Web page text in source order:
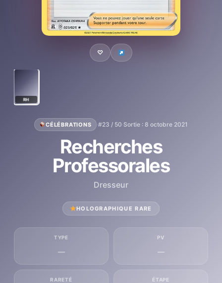
♡
RH
CÉLÉBRATIONS ·#23 / 50·Sortie : 8 octobre 2021
Recherches
Professorales
Dresseur
HOLOGRAPHIQUE RARE
TYPE
—
PV
—
RARETÉ ÉTAPE